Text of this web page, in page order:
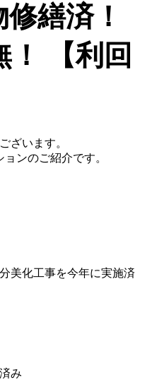
繕済！
【利回
ざいます。
ンのご紹介です。
美化工事を今年に実施済
み